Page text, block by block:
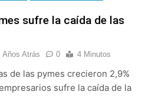
sufre la caída de las
Años Atrás 0 4 Minutos
de las pymes crecieron 2,9%
sufre la caída de la